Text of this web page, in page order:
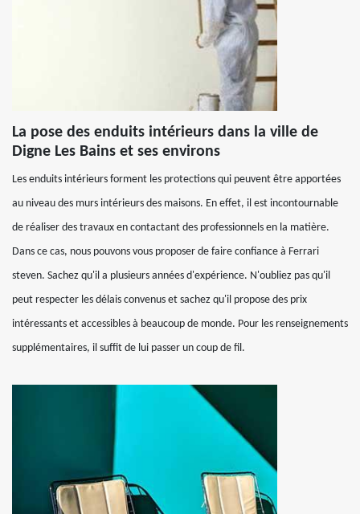
La pose des enduits intérieurs dans la ville de
Digne Les Bains et ses environs
Les enduits intérieurs forment les protections qui peuvent être apportées
au niveau des murs intérieurs des maisons. En effet, il est incontournable
de réaliser des travaux en contactant des professionnels en la matière.
Dans ce cas, nous pouvons vous proposer de faire confiance à Ferrari
steven. Sachez qu'il a plusieurs années d'expérience. N'oubliez pas qu'il
peut respecter les délais convenus et sachez qu'il propose des prix
intéressants et accessibles à beaucoup de monde. Pour les renseignements
supplémentaires, il suffit de lui passer un coup de fil.